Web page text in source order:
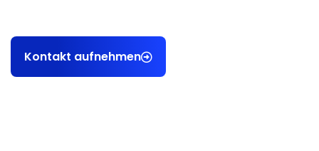
Kontakt aufnehmen